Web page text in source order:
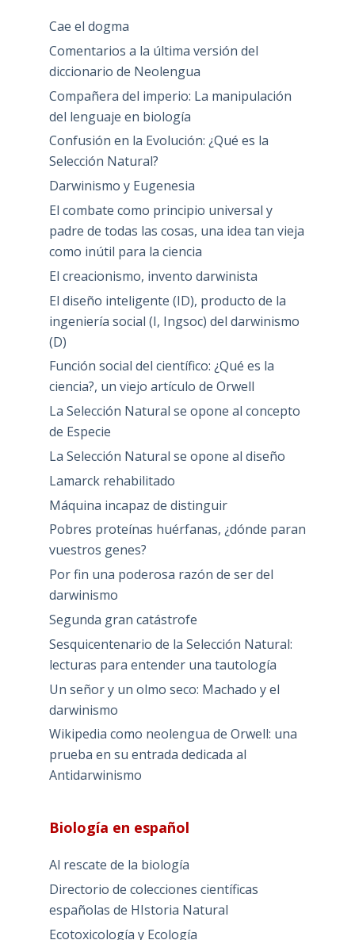
Cae el dogma
Comentarios a la última versión del
diccionario de Neolengua
Compañera del imperio: La manipulación
del lenguaje en biología
Confusión en la Evolución: ¿Qué es la
Selección Natural?
Darwinismo y Eugenesia
El combate como principio universal y
padre de todas las cosas, una idea tan vieja
como inútil para la ciencia
El creacionismo, invento darwinista
El diseño inteligente (ID), producto de la
ingeniería social (I, Ingsoc) del darwinismo
(D)
Función social del científico: ¿Qué es la
ciencia?, un viejo artículo de Orwell
La Selección Natural se opone al concepto
de Especie
La Selección Natural se opone al diseño
Lamarck rehabilitado
Máquina incapaz de distinguir
Pobres proteínas huérfanas, ¿dónde paran
vuestros genes?
Por fin una poderosa razón de ser del
darwinismo
Segunda gran catástrofe
Sesquicentenario de la Selección Natural:
lecturas para entender una tautología
Un señor y un olmo seco: Machado y el
darwinismo
Wikipedia como neolengua de Orwell: una
prueba en su entrada dedicada al
Antidarwinismo
Biología en español
Al rescate de la biología
Directorio de colecciones científicas
españolas de HIstoria Natural
Ecotoxicología y Ecología